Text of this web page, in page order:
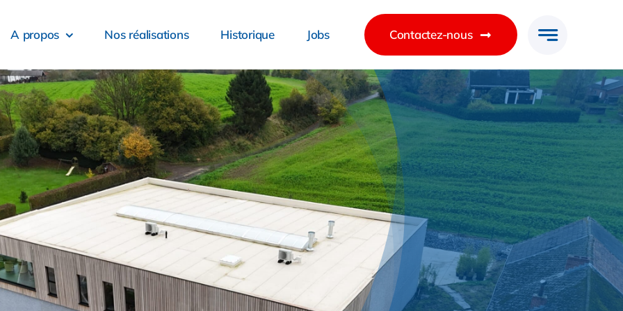
A propos Nos réalisations Historique Jobs Contactez-nous